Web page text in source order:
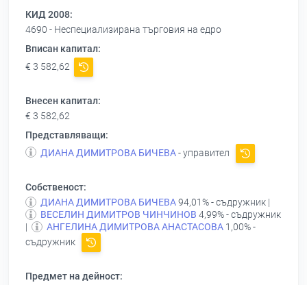
КИД 2008:
4690 - Неспециализирана търговия на едро
Вписан капитал:
€ 3 582,62
Внесен капитал:
€ 3 582,62
Представляващи:
ДИАНА ДИМИТРОВА БИЧЕВА- управител
Собственост:
ДИАНА ДИМИТРОВА БИЧЕВА94,01% - съдружник |
ВЕСЕЛИН ДИМИТРОВ ЧИНЧИНОВ 4,99% - съдружник
|
АНГЕЛИНА ДИМИТРОВА АНАСТАСОВА 1,00% -
съдружник
Предмет на дейност: